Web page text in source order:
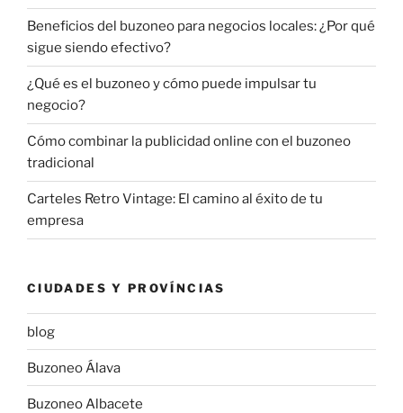
Beneficios del buzoneo para negocios locales: ¿Por qué
sigue siendo efectivo?
¿Qué es el buzoneo y cómo puede impulsar tu
negocio?
Cómo combinar la publicidad online con el buzoneo
tradicional
Carteles Retro Vintage: El camino al éxito de tu
empresa
CIUDADES Y PROVÍNCIAS
blog
Buzoneo Álava
Buzoneo Albacete